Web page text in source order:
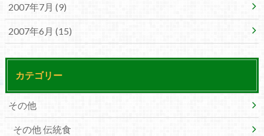
2007年7月 (9)
2007年6月 (15)
カテゴリー
その他
その他 伝統食